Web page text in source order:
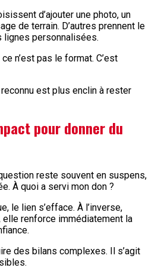
d’ajouter une photo, un
de terrain. D’autres prennent le
lignes personnalisées.
n’est pas le format. C’est
est plus enclin à rester
pour donner du
reste souvent en suspens,
À quoi a servi mon don ?
le lien s’efface. À l’inverse,
elle renforce immédiatement la
des bilans complexes. Il s’agit